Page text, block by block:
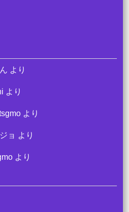
より
より
より
ョ より
より